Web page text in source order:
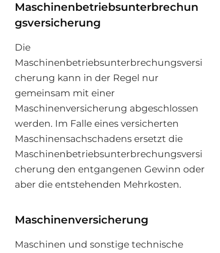
Maschinenbetriebsunterbrechun
gsversicherung
Die
Maschinenbetriebsunterbrechungsversi
cherung kann in der Regel nur
gemeinsam mit einer
Maschinenversicherung abgeschlossen
werden. Im Falle eines versicherten
Maschinensachschadens ersetzt die
Maschinenbetriebsunterbrechungsversi
cherung den entgangenen Gewinn oder
aber die entstehenden Mehrkosten.
Maschinenversicherung
Maschinen und sonstige technische